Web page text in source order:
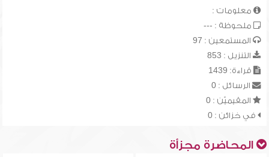
معلومات :
ملحوظة : ---
المستمعين : 97
التنزيل : 853
قراءة: 1439
الرسائل : 0
المقيميّن : 0
في خزائن : 0
المحاضرة مجزأة